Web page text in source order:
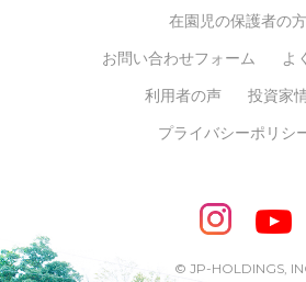
バイリンガル保育園
スポーツ保育園
モンテッソーリ式保育園
STEAMS保育・学童
めざせ！バイリンガル！
めざせ！アスリート教室
SDGsについて在園児の保護者の
お問い合わせフォーム よ
利用者の声 投資家
プライバシーポリシ
© JP-HOLDINGS,